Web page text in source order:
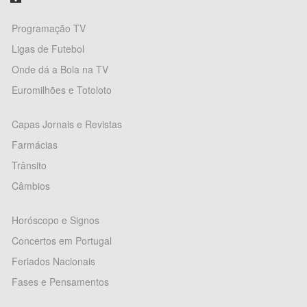
Programação TV
Ligas de Futebol
Onde dá a Bola na TV
Euromilhões e Totoloto
Capas Jornais e Revistas
Farmácias
Trânsito
Câmbios
Horóscopo e Signos
Concertos em Portugal
Feriados Nacionais
Fases e Pensamentos